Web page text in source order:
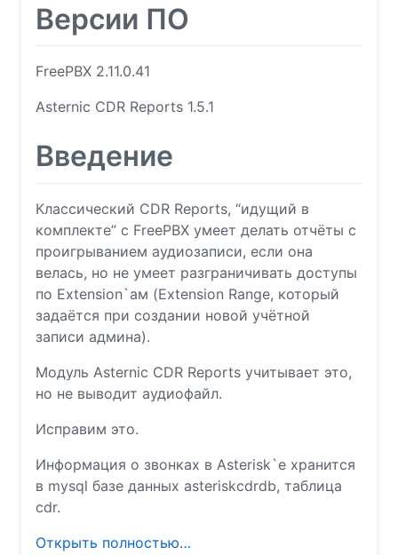
Версии ПО
FreePBX 2.11.0.41
Asternic CDR Reports 1.5.1
Введение
Классический CDR Reports, “идущий в
комплекте” с FreePBX умеет делать отчёты с
проигрыванием аудиозаписи, если она
велась, но не умеет разграничивать доступы
по Extension`ам (Extension Range, который
задаётся при создании новой учётной
записи админа).
Модуль Asternic CDR Reports учитывает это,
но не выводит аудиофайл.
Исправим это.
Информация о звонках в Asterisk`е хранится
в mysql базе данных asteriskcdrdb, таблица
cdr.
Открыть полностью…